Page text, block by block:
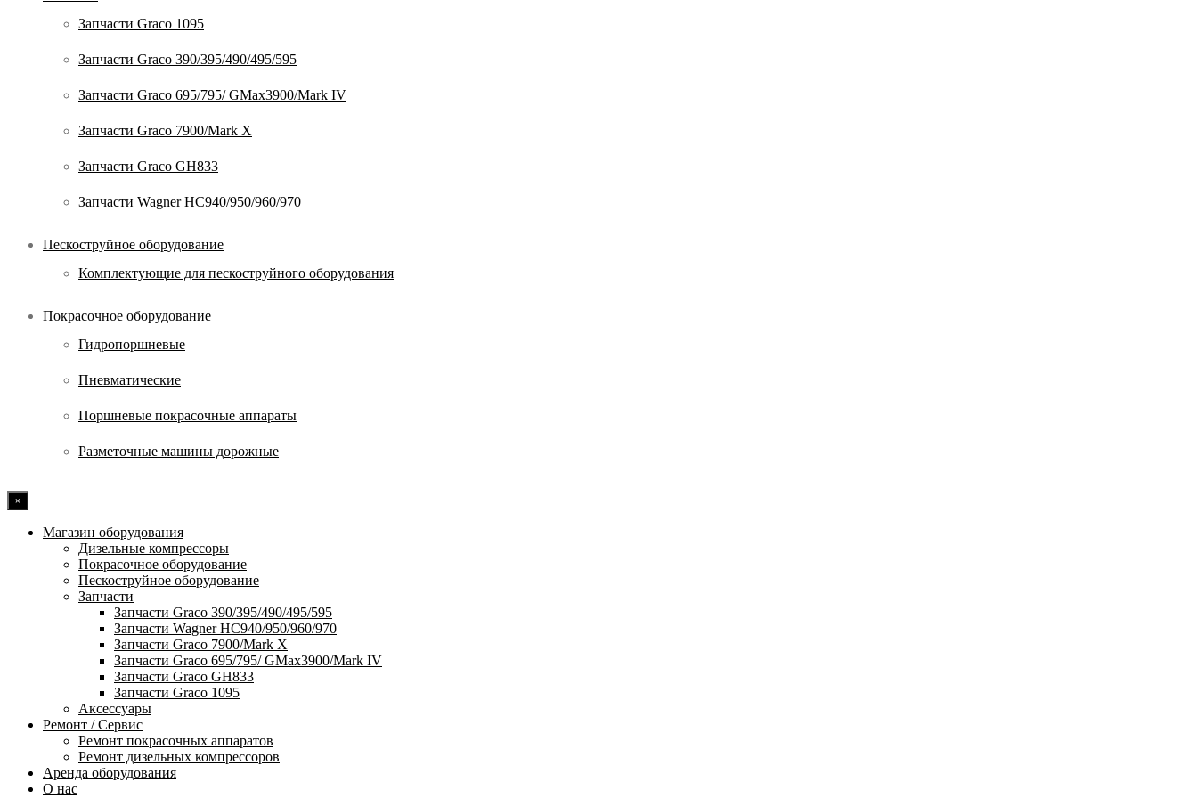
Запчасти Graco 1095
Запчасти Graco 390/395/490/495/595
Запчасти Graco 695/795/ GMax3900/Mark IV
Запчасти Graco 7900/Mark X
Запчасти Graco GH833
Запчасти Wagner HC940/950/960/970
Пескоструйное оборудование
Комплектующие для пескоструйного оборудования
Покрасочное оборудование
Гидропоршневые
Пневматические
Поршневые покрасочные аппараты
Разметочные машины дорожные
×
Магазин оборудования
Дизельные компрессоры
Покрасочное оборудование
Пескоструйное оборудование
Запчасти
Запчасти Graco 390/395/490/495/595
Запчасти Wagner HC940/950/960/970
Запчасти Graco 7900/Mark X
Запчасти Graco 695/795/ GMax3900/Mark IV
Запчасти Graco GH833
Запчасти Graco 1095
Аксессуары
Ремонт / Сервис
Ремонт покрасочных аппаратов
Ремонт дизельных компрессоров
Аренда оборудования
О нас